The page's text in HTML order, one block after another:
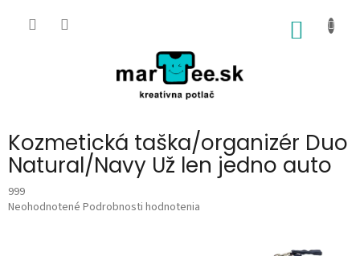
Kozmetická taška/organizér Duo
Natural/Navy Už len jedno auto
999
Priemerné
Neohodnotené Podrobnosti hodnotenia